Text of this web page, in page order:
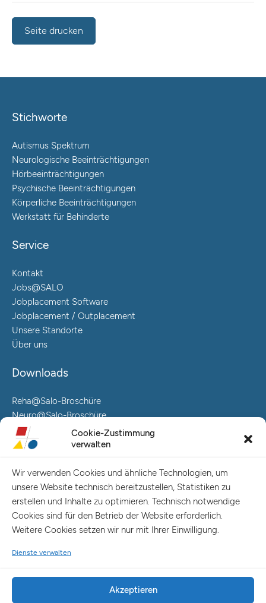
Cookie-Zustimmung
verwalten
Wir verwenden Cookies und ähnliche Technologien, um
unsere Website technisch bereitzustellen, Statistiken zu
erstellen und Inhalte zu optimieren. Technisch notwendige
Cookies sind für den Betrieb der Website erforderlich.
Weitere Cookies setzen wir nur mit Ihrer Einwilligung.
Dienste verwalten
Akzeptieren
Seite drucken
Stichworte
Autismus Spektrum
Neurologische Beeinträchtigungen
Hörbeeinträchtigungen
Psychische Beeinträchtigungen
Körperliche Beeinträchtigungen
Werkstatt für Behinderte
Service
Kontakt
Jobs@SALO
Jobplacement Software
Jobplacement / Outplacement
Unsere Standorte
Über uns
Downloads
Reha@Salo-Broschüre
Neuro@Salo-Broschüre
AuReA@Salo-Broschüre
Spaldingstraße 57-59 / Rosenallee 6-8
20097 Hamburg
Telefon: +49 (0) 40 23916 – 0
E-Mail:info@salo-ag.de